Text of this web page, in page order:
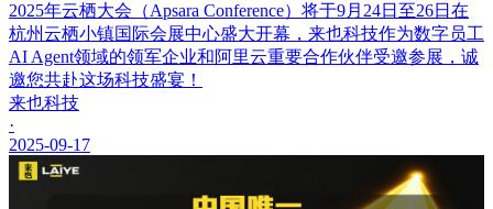
2025年云栖大会（Apsara Conference）将于9月24日至26日在
杭州云栖小镇国际会展中心盛大开幕，来也科技作为数字员工
AI Agent领域的领军企业和阿里云重要合作伙伴受邀参展，诚
邀您共赴这场科技盛宴！
来也科技
·
2025-09-17